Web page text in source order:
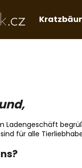
Ladengeschäft
für alle